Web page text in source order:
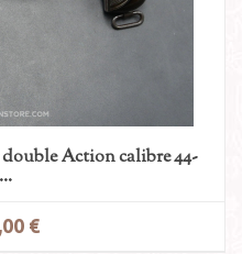
Action calibre 44-
€